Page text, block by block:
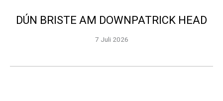
DÚN BRISTE AM DOWNPATRICK HEAD
7 Juli 2026